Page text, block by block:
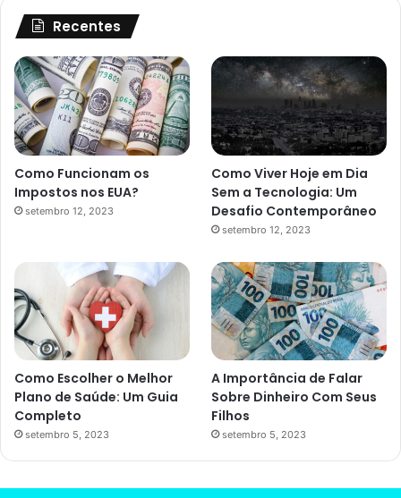
Recentes
Como Funcionam os
Impostos nos EUA?
setembro 12, 2023
Como Viver Hoje em Dia
Sem a Tecnologia: Um
Desafio Contemporâneo
setembro 12, 2023
Como Escolher o Melhor
Plano de Saúde: Um Guia
Completo
setembro 5, 2023
A Importância de Falar
Sobre Dinheiro Com Seus
Filhos
setembro 5, 2023